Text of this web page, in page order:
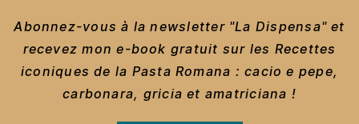
Abonnez-vous à la newsletter "La Dispensa" et
recevez mon e-book gratuit sur les Recettes
iconiques de la Pasta Romana : cacio e pepe,
carbonara, gricia et amatriciana !